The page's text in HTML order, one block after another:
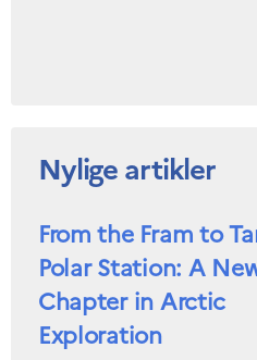
Nylige artikler
From the Fram to
Polar Station: A
Chapter in Arctic
Exploration